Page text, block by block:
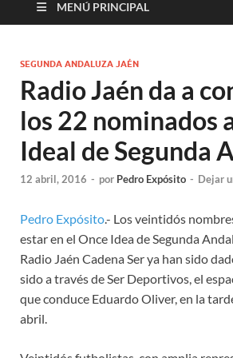
MENÚ PRINCIPAL
SEGUNDA ANDALUZA JAÉN
Radio Jaén da a
los 22 nominados
Ideal de Segunda
12 abril, 2016 - por Pedro Expósito - Dejar
Pedro Expósito.- Los veintidós
estar en el Once Idea de Segunda
Radio Jaén Cadena Ser ya han sido
sido a través de Ser Deportivos, el
que conduce Eduardo Oliver, en la
abril.